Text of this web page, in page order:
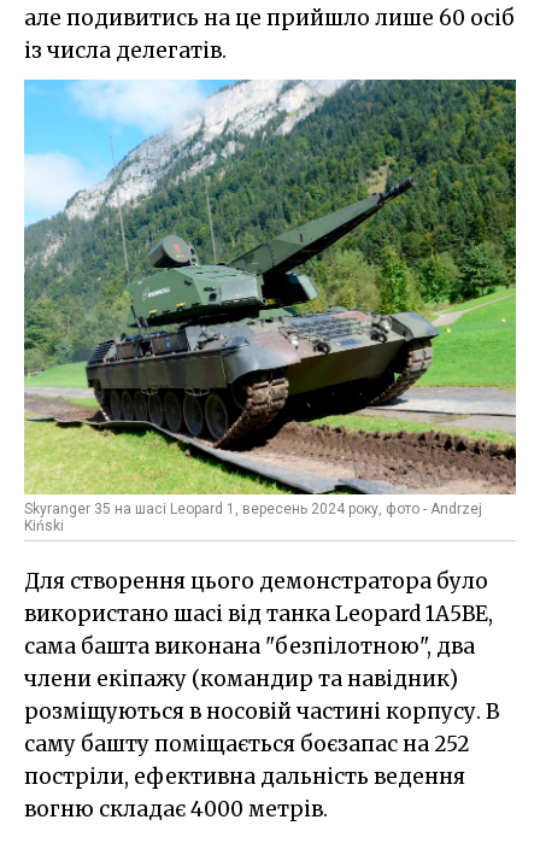
але подивитись на це прийшло лише 60 осіб
із числа делегатів.
Skyranger 35 на шасі Leopard 1, вересень 2024 року, фото - Andrzej
Kiński
Для створення цього демонстратора було
використано шасі від танка Leopard 1A5BE,
сама башта виконана "безпілотною", два
члени екіпажу (командир та навідник)
розміщуються в носовій частині корпусу. В
саму башту поміщається боєзапас на 252
постріли, ефективна дальність ведення
вогню складає 4000 метрів.